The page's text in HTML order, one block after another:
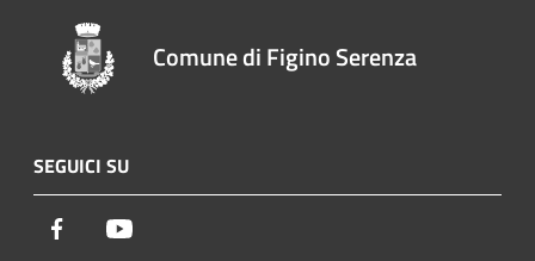
Comune di Figino Serenza
SEGUICI SU
Facebook